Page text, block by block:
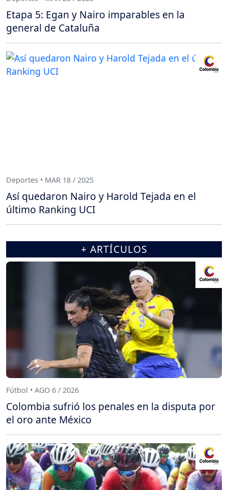
Etapa 5: Egan y Nairo imparables en la
general de Cataluña
Deportes • MAR 18 / 2025
Así quedaron Nairo y Harold Tejada en el
último Ranking UCI
+ ARTÍCULOS
Fútbol • AGO 6 / 2026
Colombia sufrió los penales en la disputa por
el oro ante México